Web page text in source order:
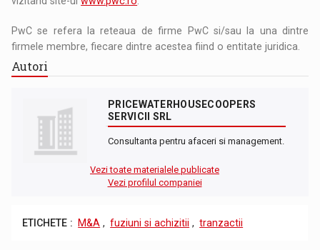
PwC se refera la reteaua de firme PwC si/sau la una dintre
firmele membre, fiecare dintre acestea fiind o entitate juridica.
Autori
PRICEWATERHOUSECOOPERS
SERVICII SRL
Consultanta pentru afaceri si management.
Vezi toate materialele publicate
Vezi profilul companiei
ETICHETE : M&A , fuziuni si achizitii , tranzactii